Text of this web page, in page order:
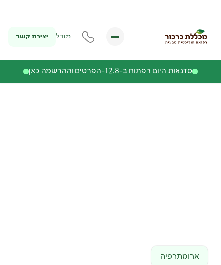
מודל יצירת קשר
סדנאות היום הפתוח ב-12.8- הפרטים וההרשמה כאן
ארומתרפיה